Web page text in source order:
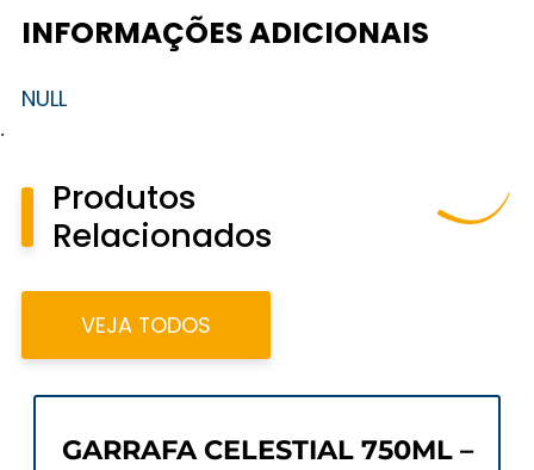
INFORMAÇÕES ADICIONAIS
NULL
.
Produtos
Relacionados
VEJA TODOS
GARRAFA CELESTIAL 750ML –